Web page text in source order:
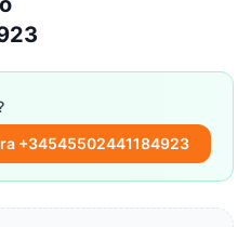
+34545502441184923